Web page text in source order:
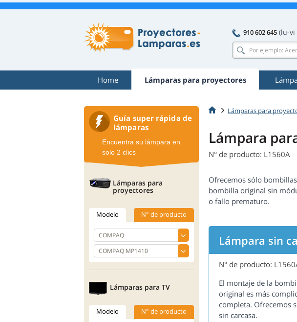
910 602 645 (lu-vi
Home Lámparas para proyectores
Lámparas para
Lámpara
N° de producto: L1560A
Ofrecemos sólo
bombilla original sin
o fallo prematuro.
Lámpara sin
N° de producto:
El montaje de la
original es más
completa. Ofrecemos
sin carcasa.
Guía super rápida de
lámparas
Encuentra su lámpara en
solo 2 clics
Lámparas para
proyectores
Modelo N° de producto
Lámparas para TV
Modelo N° de producto